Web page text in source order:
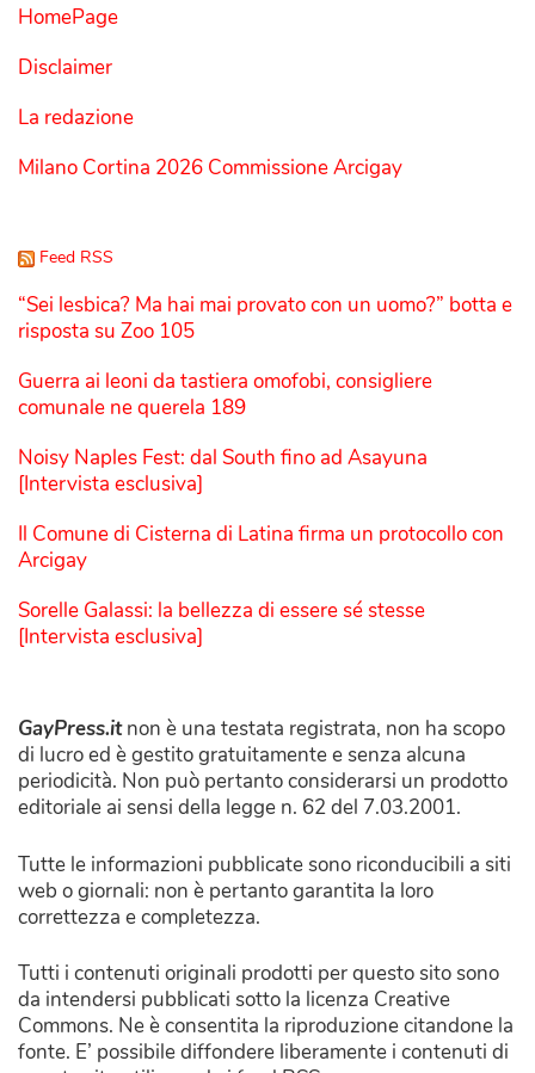
HomePage
Disclaimer
La redazione
Milano Cortina 2026 Commissione Arcigay
Feed RSS
“Sei lesbica? Ma hai mai provato con un uomo?” botta e
risposta su Zoo 105
Guerra ai leoni da tastiera omofobi, consigliere
comunale ne querela 189
Noisy Naples Fest: dal South fino ad Asayuna
[Intervista esclusiva]
Il Comune di Cisterna di Latina firma un protocollo con
Arcigay
Sorelle Galassi: la bellezza di essere sé stesse
[Intervista esclusiva]
GayPress.itnon è una testata registrata, non ha scopo
di lucro ed è gestito gratuitamente e senza alcuna
periodicità. Non può pertanto considerarsi un prodotto
editoriale ai sensi della legge n. 62 del 7.03.2001.
Tutte le informazioni pubblicate sono riconducibili a siti
web o giornali: non è pertanto garantita la loro
correttezza e completezza.
Tutti i contenuti originali prodotti per questo sito sono
da intendersi pubblicati sotto la licenza Creative
Commons. Ne è consentita la riproduzione citandone la
fonte. E’ possibile diffondere liberamente i contenuti di